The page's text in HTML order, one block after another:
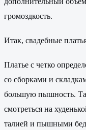
громоздкость.
Итак, свадебные
Платье с четко
со сборками и
большую пышность.
смотреться на
талией и пышными